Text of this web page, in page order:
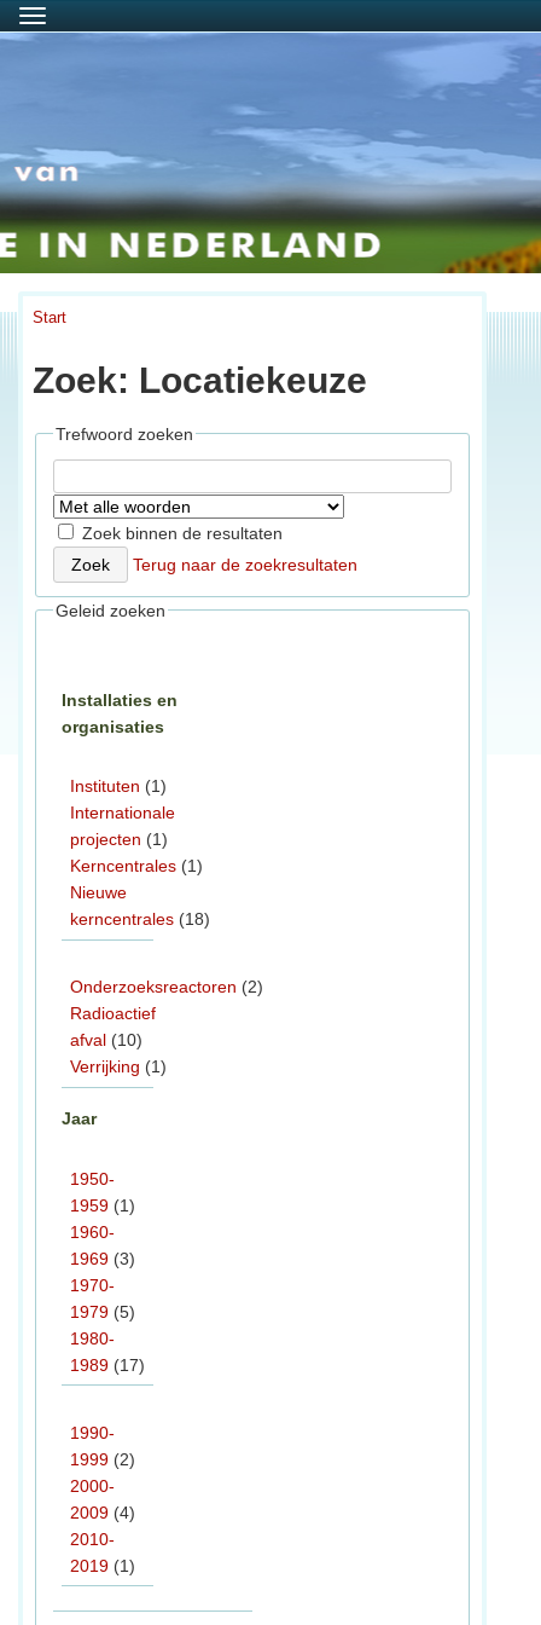
Menu
Start
Zoek: Locatiekeuze
Trefwoord zoeken
Zoek binnen de resultaten
Terug naar de zoekresultaten
Geleid zoeken
Installaties en
organisaties
Instituten (1)
Internationale
projecten (1)
Kerncentrales (1)
Nieuwe
kerncentrales (18)
Onderzoeksreactoren (2)
Radioactief
afval (10)
Verrijking (1)
Jaar
1950-
1959 (1)
1960-
1969 (3)
1970-
1979 (5)
1980-
1989 (17)
1990-
1999 (2)
2000-
2009 (4)
2010-
2019 (1)